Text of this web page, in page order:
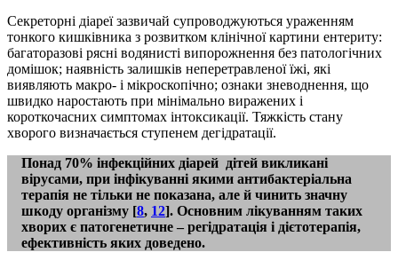
Секреторні діареї зазвичай супроводжуються ураженням
тонкого кишківника з розвитком клінічної картини ентериту:
багаторазові рясні водянисті випорожнення без патологічних
домішок; наявність залишків неперетравленої їжі, які
виявляють макро- і мікроскопічно; ознаки зневоднення, що
швидко наростають при мінімально виражених і
короткочасних симптомах інтоксикації. Тяжкість стану
хворого визначається ступенем дегідратації.
Понад 70% інфекційних діарей дітей викликані
вірусами, при інфікуванні якими антибактеріальна
терапія не тільки не показана, але й чинить значну
шкоду організму [8, 12]. Основним лікуванням таких
хворих є патогенетичне – регідратація і дієтотерапія,
ефективність яких доведено.